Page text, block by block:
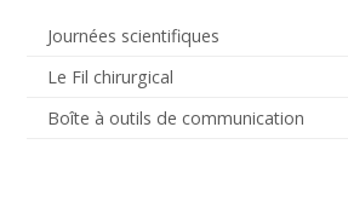
Journées scientifiques
Le Fil chirurgical
Boîte à outils de communication